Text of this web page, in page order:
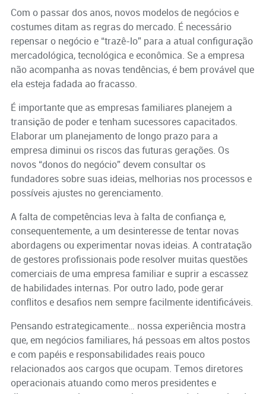
Com o passar dos anos, novos modelos de negócios e
costumes ditam as regras do mercado. É necessário
repensar o negócio e “trazê-lo” para a atual configuração
mercadológica, tecnológica e econômica. Se a empresa
não acompanha as novas tendências, é bem provável que
ela esteja fadada ao fracasso.
É importante que as empresas familiares planejem a
transição de poder e tenham sucessores capacitados.
Elaborar um planejamento de longo prazo para a
empresa diminui os riscos das futuras gerações. Os
novos “donos do negócio” devem consultar os
fundadores sobre suas ideias, melhorias nos processos e
possíveis ajustes no gerenciamento.
A falta de competências leva à falta de confiança e,
consequentemente, a um desinteresse de tentar novas
abordagens ou experimentar novas ideias. A contratação
de gestores profissionais pode resolver muitas questões
comerciais de uma empresa familiar e suprir a escassez
de habilidades internas. Por outro lado, pode gerar
conflitos e desafios nem sempre facilmente identificáveis.
Pensando estrategicamente… nossa experiência mostra
que, em negócios familiares, há pessoas em altos postos
e com papéis e responsabilidades reais pouco
relacionados aos cargos que ocupam. Temos diretores
operacionais atuando como meros presidentes e